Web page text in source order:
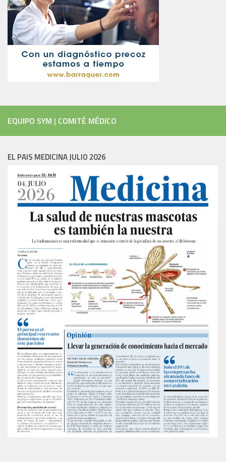
EQUIPO SYM | COMITÉ MÉDICO
EL PAIS MEDICINA JULIO 2026